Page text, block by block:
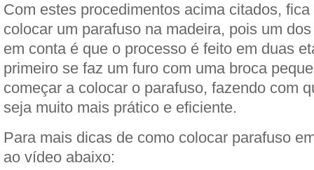
Com estes procedimentos acima citados,
colocar um parafuso na madeira, pois um
em conta é que o processo é feito em duas
primeiro se faz um furo com uma broca
começar a colocar o parafuso, fazendo com
seja muito mais prático e eficiente.
Para mais dicas de como colocar parafuso
ao vídeo abaixo: